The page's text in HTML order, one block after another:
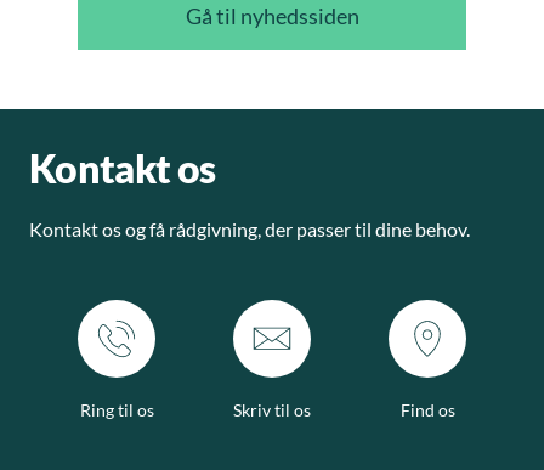
Gå til nyhedssiden
Kontakt os
Kontakt os og få rådgivning, der passer til dine behov.
Ring til os Skriv til os Find os